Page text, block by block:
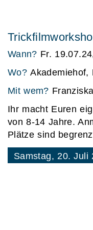
Wann? Fr.
Wo?Akademiehof,
Mit wem?
Ihr macht Euren
von 8-14 Jahre.
Plätze sind
Samstag, 20. Juli